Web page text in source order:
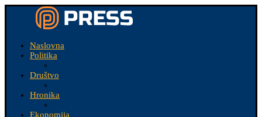
Naslovna
Politika
Društvo
Hronika
Ekonomija